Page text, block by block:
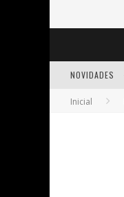
NOVIDADES
Inicial